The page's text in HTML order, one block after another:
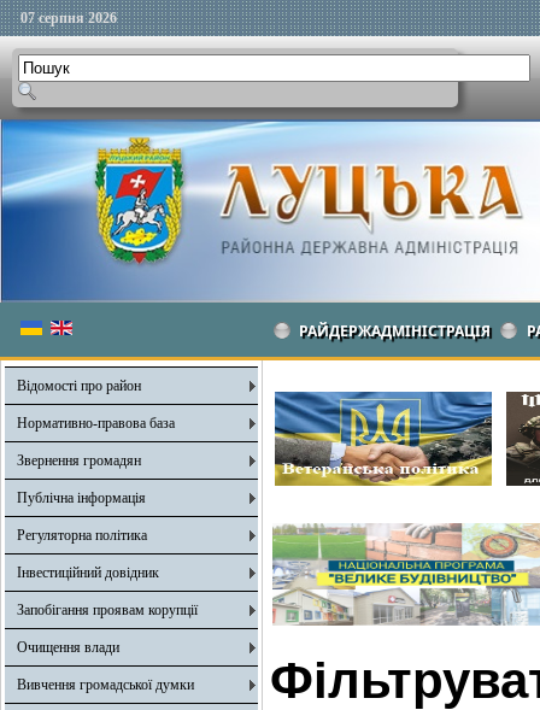
07 серпня 2026
РАЙДЕРЖАДМІНІСТРАЦІЯ
Відомості про район
Нормативно-правова база
Звернення громадян
Публічна інформація
Регуляторна політика
Інвестиційний довідник
Запобігання проявам корупції
Очищення влади
Вивчення громадської думки